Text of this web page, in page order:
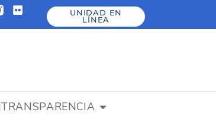
UNIDAD EN
LÍNEA
TRANSPARENCIA